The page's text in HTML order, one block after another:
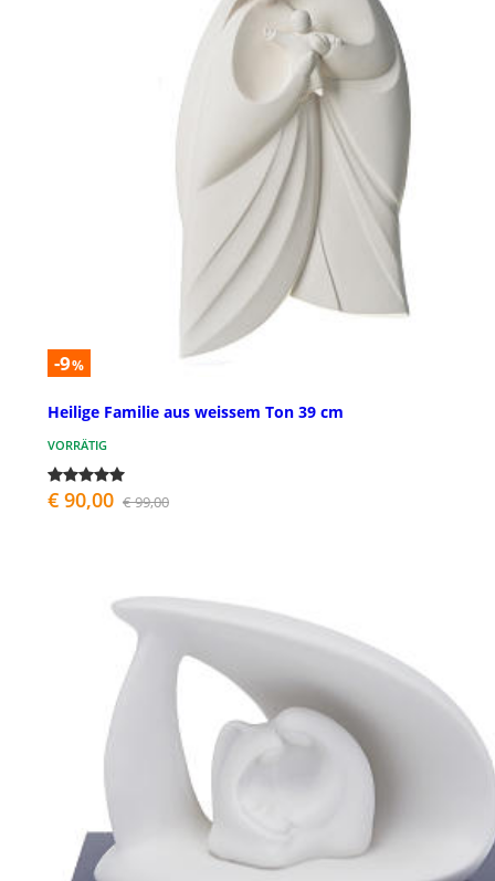
-9%
Heilige Familie aus weissem Ton 39 cm
VORRÄTIG
€ 90,00 € 99,00